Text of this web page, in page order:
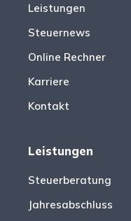
Leistungen
Steuernews
Online Rechner
Karriere
Kontakt
Leistungen
Steuerberatung
Jahresabschluss